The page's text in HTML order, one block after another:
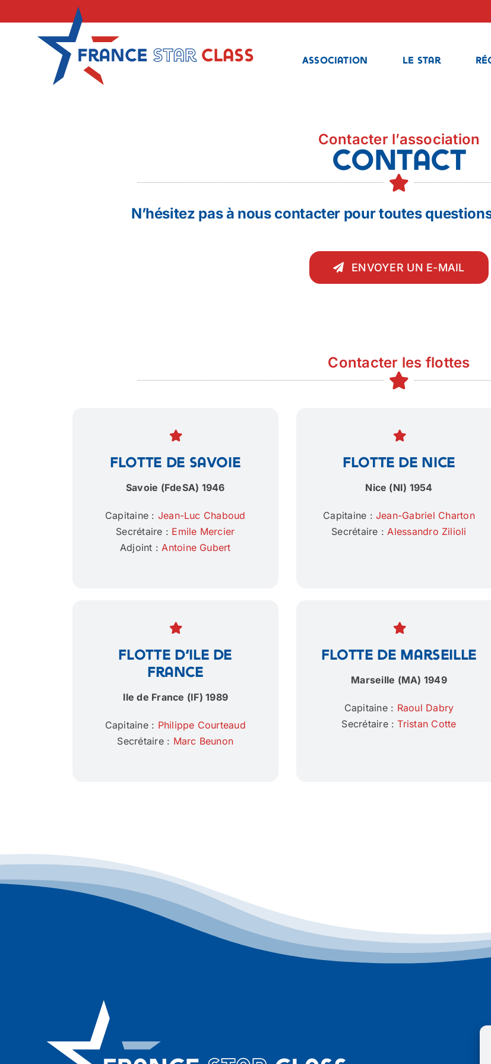
to
Association Le Star
Contacter l’association
Contact
N’hésitez pas à nous contacter pour toutes
ENVOYER UN E-MAIL
Contacter les flottes
Flotte de Savoie
Savoie (FdeSA) 1946
Capitaine : Jean-Luc Chaboud
Secrétaire : Emile Mercier
Adjoint : Antoine Gubert
Flotte de Nice
Nice (NI) 1954
Capitaine :Jean-Gabriel Charton
Secrétaire : Alessandro Zilioli
Flotte d’Ile de
France
Ile de France (IF) 1989
Capitaine : Philippe Courteaud
Secrétaire : Marc Beunon
Flotte de Marseille
Marseille (MA) 1949
Capitaine : Raoul Dabry
Secrétaire :Tristan Cotte